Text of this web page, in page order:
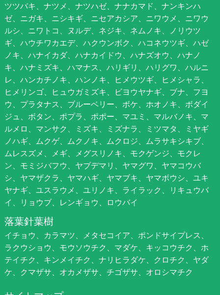
ツツバキ、ナツメ、ナツハゼ、ナナカマド、ナンキンハ
ゼ、ニガキ、ニシキギ、ニセアカシア、ニワウメ、ニワウ
ルシ、ニワトコ、ヌルデ、ネジキ、ネムノキ、ノリウツ
ギ、ハウチワカエデ、ハクウンボク、ハコネウツギ、ハゼ
ノキ、ハナイカダ、ハナカイドウ、ハナズオウ、ハナノ
キ、ハナミズキ、ハマナス、ハリギリ、ハリグワ、ハルニ
レ、ハンカチノキ、ハンノキ、ヒメウツギ、ヒメシャラ、
ヒメリンゴ、ヒュウガミズキ、ビヨウヤナギ、ブナ、フヨ
ウ、プラタナス、ブルーベリー、ボケ、ホオノキ、ボダイ
ジュ、ボタン、ポプラ、ポポー、マユミ、マルバノキ、マ
ルメロ、マンサク、ミズキ、ミズナラ、ミツマタ、ミヤギ
ノハギ、ムクゲ、ムクノキ、ムクロジ、ムラサキシキブ、
ムレスズメ、メギ、メグスリノキ、モクゲンジ、モクレ
ン、モミジバフウ、ヤブデマリ、ヤマグワ、ヤマコウバ
シ、ヤマザクラ、ヤマハギ、ヤマブキ、ヤマボウシ、ユキ
ヤナギ、ユスラウメ、ユリノキ、ライラック、リキュウバ
イ、リョウブ、レンギョウ、ロウバイ
落葉針葉樹
イチョウ、カラマツ、メタセコイア、ポンドサイプレス、
ラクウショウ、モウソウチク、マダケ、キッコウチク、ホ
テイチク、キンメイチク、ナリヒラダケ、クロチク、ヤダ
ケ、クマザサ、オカメザサ、チゴザサ、オロシマチク